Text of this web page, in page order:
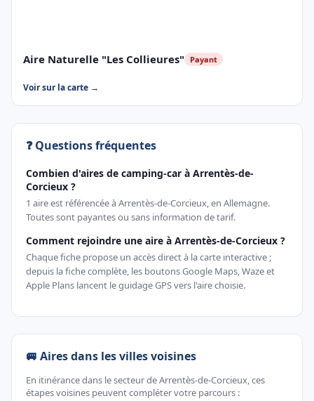
Aire Naturelle "Les Collieures" Payant
Voir sur la carte →
❓ Questions fréquentes
Combien d'aires de camping-car à Arrentès-de-
Corcieux ?
1 aire est référencée à Arrentès-de-Corcieux, en Allemagne.
Toutes sont payantes ou sans information de tarif.
Comment rejoindre une aire à Arrentès-de-Corcieux ?
Chaque fiche propose un accès direct à la carte interactive ;
depuis la fiche complète, les boutons Google Maps, Waze et
Apple Plans lancent le guidage GPS vers l'aire choisie.
🚐 Aires dans les villes voisines
En itinérance dans le secteur de Arrentès-de-Corcieux, ces
étapes voisines peuvent compléter votre parcours :